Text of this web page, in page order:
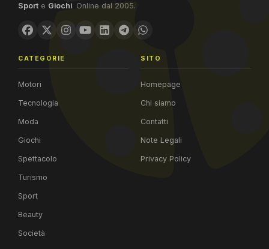
Sport e Giochi. Online dal 2005.
CATEGORIE
Motori
Tecnologia
Moda
Giochi
Spettacolo
Turismo
Sport
Beauty
Società
SITO
Homepage
Chi siamo
Contatti
Note Legali
Privacy Policy